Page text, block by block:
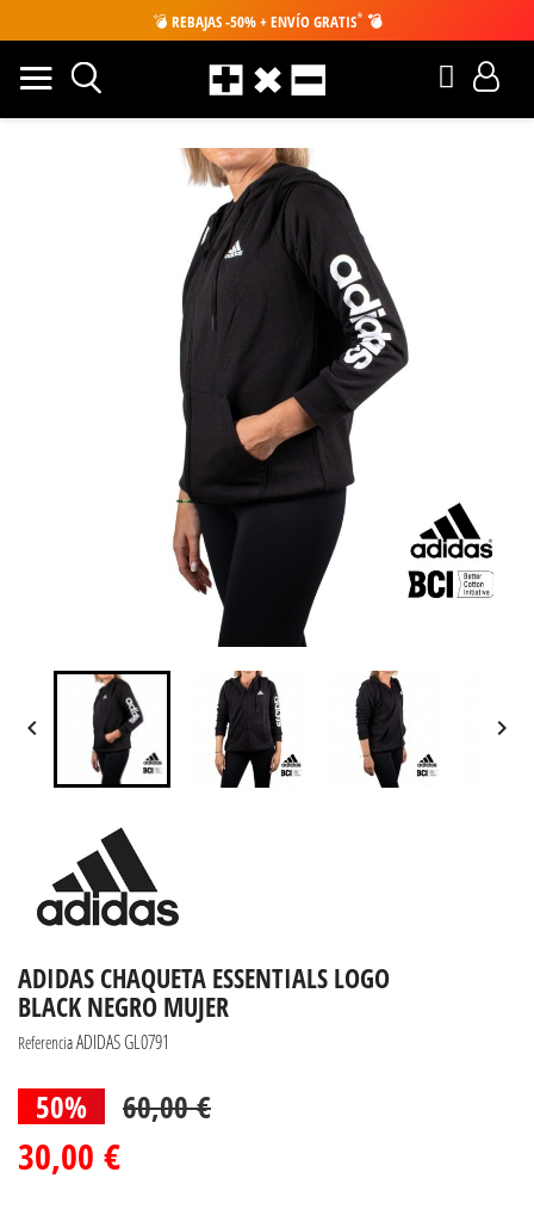
💣 REBAJAS -50% + ENVÍO GRATIS* 💣
 
ADIDAS CHAQUETA ESSENTIALS LOGO
BLACK NEGRO MUJER
ReferenciaADIDAS GL0791
50% 60,00 €
30,00 €